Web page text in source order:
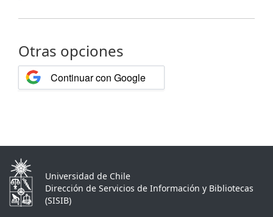
Otras opciones
Continuar con Google
Universidad de Chile
Dirección de Servicios de Información y Bibliotecas
(SISIB)